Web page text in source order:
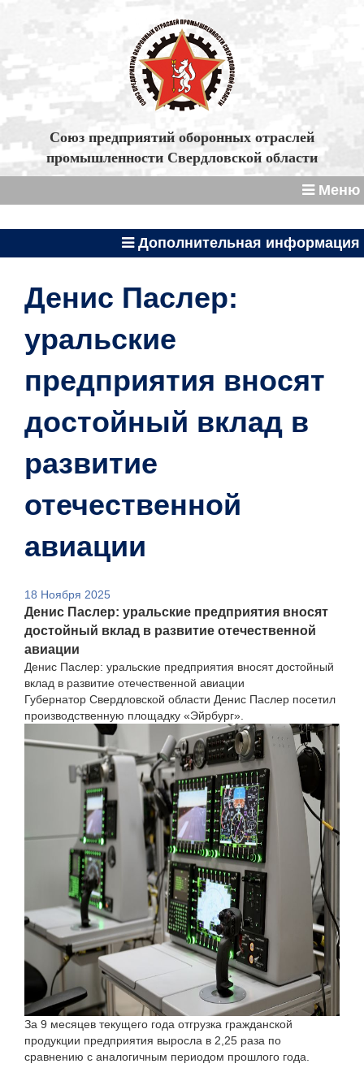
Союз предприятий оборонных отраслей
промышленности Свердловской области
Меню
Дополнительная информация
Денис Паслер:
уральские
предприятия вносят
достойный вклад в
развитие
отечественной
авиации
18 Ноября 2025
Денис Паслер: уральские предприятия вносят
достойный вклад в развитие отечественной
авиации
Денис Паслер: уральские предприятия вносят достойный
вклад в развитие отечественной авиации
Губернатор Свердловской области Денис Паслер посетил
производственную площадку «Эйрбург».
За 9 месяцев текущего года отгрузка гражданской
продукции предприятия выросла в 2,25 раза по
сравнению с аналогичным периодом прошлого года.